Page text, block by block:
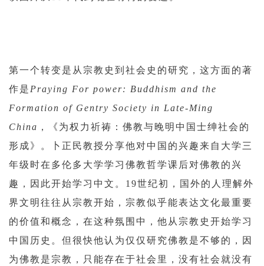
第一个转变是从宗教史到社会史的研究，这方面的著
作是 Praying For power: Buddhism and the
Formation of Gentry Society in Late-Ming
China ，《为权力祈祷：佛教与晚明中国士绅社会的
形成》。卜正民教授分享他对中国的兴趣来自大学三
年级时在多伦多大学学习佛教哲学课后对佛教的兴
趣，因此开始学习中文。19世纪初，国外的人理解外
界文明往往从宗教开始，宗教似乎能表达文化最重要
的价值和概念，在这种氛围中，他从宗教史开始学习
中国历史。但很快他认为仅仅研究佛教是不够的，因
为佛教是宗教，只能存在于社会里，没有社会就没有